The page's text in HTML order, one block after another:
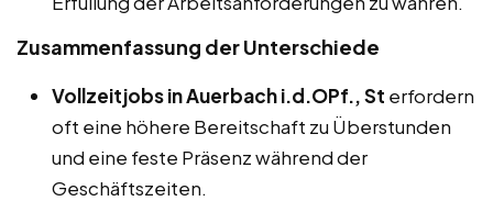
Zusammenfassung der Unterschiede
Vollzeitjobs in Auerbach i.d.OPf., St erfordern
oft eine höhere Bereitschaft zu Überstunden
und eine feste Präsenz während der
Geschäftszeiten.